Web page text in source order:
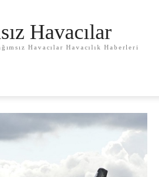
Havacılar
Havacılar Havacılık Haberleri